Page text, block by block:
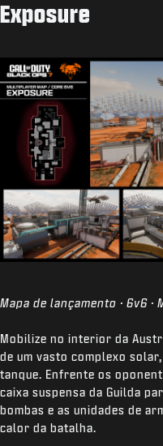
Exposure
Mapa de lançamento · 6v6 ·
Mobilize no interior da
de um vasto complexo
tanque. Enfrente os
caixa suspensa da Guilda
bombas e as unidades de
calor da batalha.